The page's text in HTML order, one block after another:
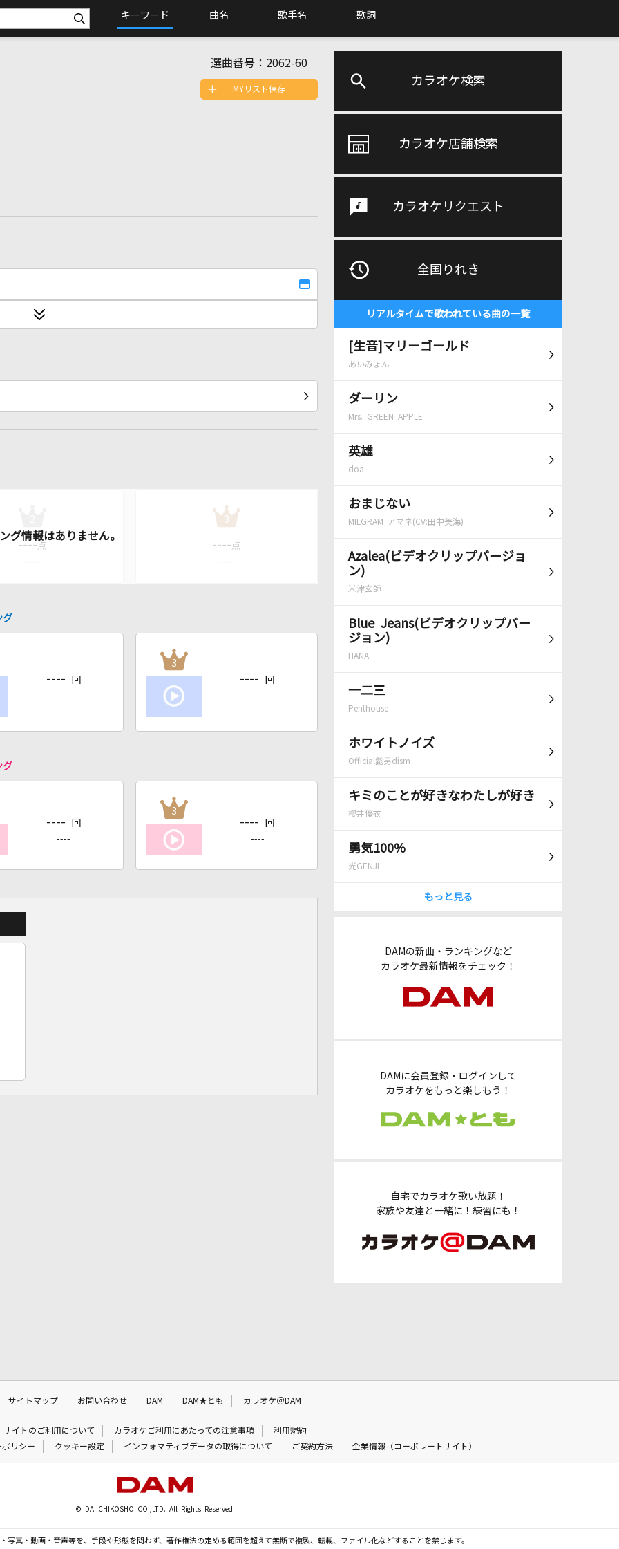
キーワード 曲名 歌手名 歌詞
カラオケ検索
カラオケ店舗検索
カラオケリクエスト
全国りれき
リアルタイムで歌われている曲の一覧
[生音]マリーゴールド
あいみょん
ダーリン
Mrs. GREEN APPLE
英雄
doa
おまじない
MILGRAM アマネ(CV:田中美海)
Azalea(ビデオクリップバージョ
ン)
米津玄師
Blue Jeans(ビデオクリップバー
ジョン)
HANA
一二三
Penthouse
ホワイトノイズ
Official髭男dism
キミのことが好きなわたしが好き
櫻井優衣
勇気100%
光GENJI
もっと見る
DAMの新曲・ランキングなど
カラオケ最新情報をチェック！
DAMに会員登録・ログインして
カラオケをもっと楽しもう！
自宅でカラオケ歌い放題！
家族や友達と一緒に！練習にも！
選曲番号： 2062-60
MYリスト保存
---- 点
----
3
---- 点
----
グ
---- 回
----
3
---- 回
----
グ
---- 回
----
3
---- 回
----
サイトマップ お問い合わせ DAM DAM★とも カラオケ＠DAM
サイトのご利用について カラオケご利用にあたっての注意事項
利用規約
リシー
クッキー設定 インフォマティブデータの取得について ご契約方法 企業情報（コーポレートサイト）
© DAIICHIKOSHO CO.,LTD. All Rights Reserved.
写真・動画・音声等を、手段や形態を問わず、著作権法の定める範囲を超えて無断で複製、転載、ファイル化などすることを禁じます。